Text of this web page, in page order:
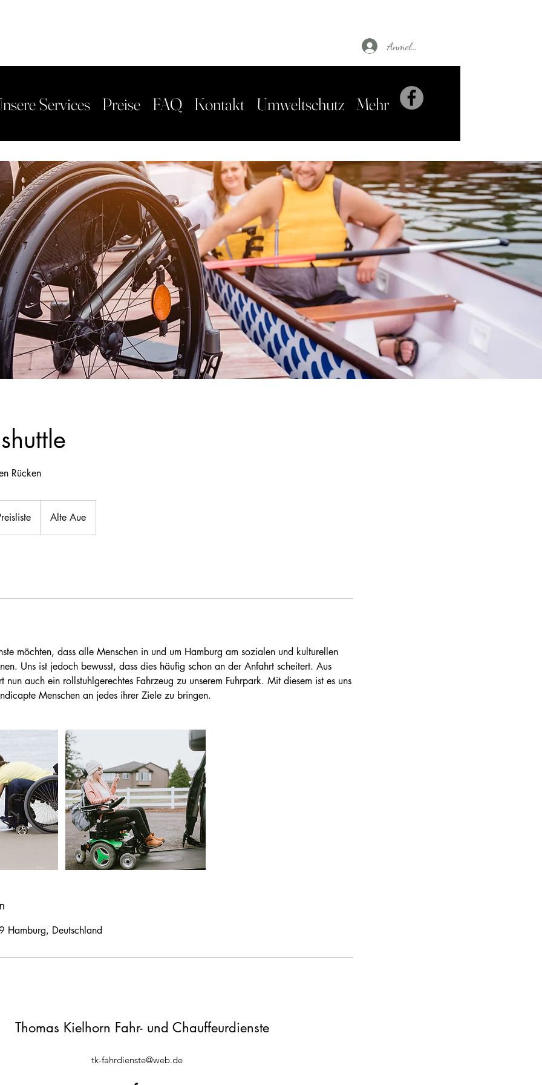
Anmelden
Services Preise FAQ Kontakt Umweltschutz Mehr
Rücken
Alte Aue
möchten, dass alle Menschen in und um Hamburg am sozialen und kulturellen
Uns ist jedoch bewusst, dass dies häufig schon an der Anfahrt scheitert. Aus
nun auch ein rollstuhlgerechtes Fahrzeug zu unserem Fuhrpark. Mit diesem ist es uns
Menschen an jedes ihrer Ziele zu bringen.
Deutschland
Thomas Kielhorn Fahr- und Chauffeurdienste
tk-fahrdienste@web.de